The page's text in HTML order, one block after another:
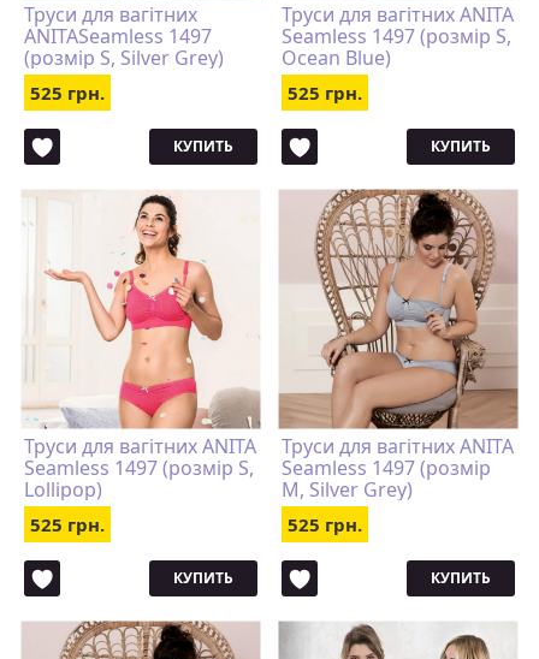
Труси для вагітних
ANITASeamless 1497
(розмір S, Silver Grey)
525 грн.
КУПИТЬ
Труси для вагітних ANITA
Seamless 1497 (розмір S,
Ocean Blue)
525 грн.
КУПИТЬ
Труси для вагітних ANITA
Seamless 1497 (розмір S,
Lollipop)
525 грн.
КУПИТЬ
Труси для вагітних ANITA
Seamless 1497 (розмір
M, Silver Grey)
525 грн.
КУПИТЬ